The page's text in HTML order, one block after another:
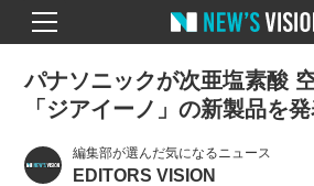
編集部が選んだ気になるニュース
EDITORS VISION
パナソニックが次亜塩素酸
「ジアイーノ」の新製品を